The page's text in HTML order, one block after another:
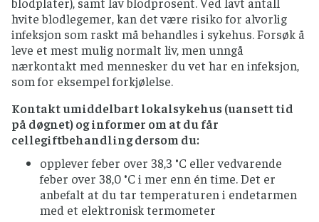
hvite blodlegemer, kan det være risiko for alvorlig
infeksjon som raskt må behandles i sykehus. Forsøk å
leve et mest mulig normalt liv, men unngå
nærkontakt med mennesker du vet har en infeksjon,
som for eksempel forkjølelse.
Kontakt umiddelbart lokalsykehus (uansett tid
på døgnet) og informer om at du får
cellegiftbehandling dersom du:
opplever feber over 38,3 °C eller vedvarende
feber over 38,0 °C i mer enn én time. Det er
anbefalt at du tar temperaturen i endetarmen
med et elektronisk termometer